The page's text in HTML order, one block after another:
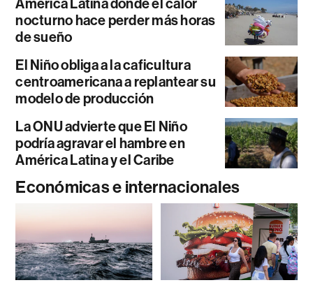
nocturno hace perder más horas
de sueño
El Niño obliga a la caficultura
centroamericana a replantear su
modelo de producción
La ONU advierte que El Niño
podría agravar el hambre en
América Latina y el Caribe
Económicas e internacionales